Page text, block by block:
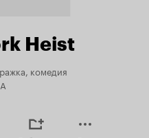
Heist
комедия